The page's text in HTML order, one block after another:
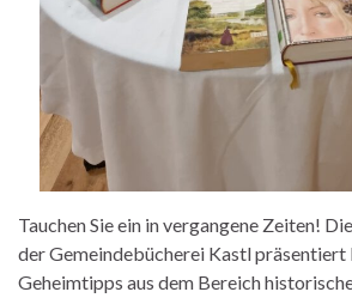
Tauchen Sie ein in vergangene Zeiten!
der Gemeindebücherei Kastl präsentiert
Geheimtipps aus dem Bereich